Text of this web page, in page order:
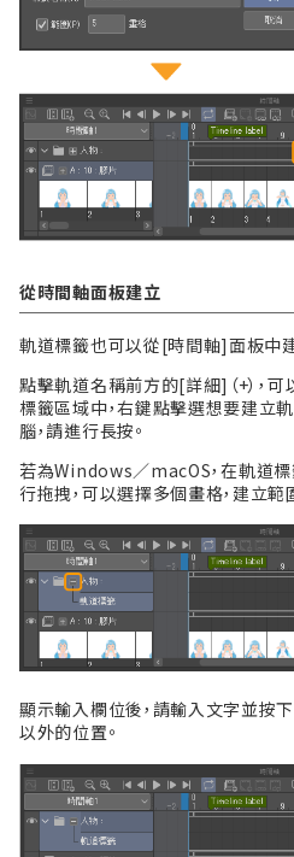
從時間軸面板建立
軌道標籤也可以從[時間軸]面板中建
點擊軌道名稱前方的[詳細]（+），
標籤區域中，右鍵點擊選想要建立
腦，請進行長按。
若為Windows／macOS，在軌道
行拖拽，可以選擇多個畫格，建立範
顯示輸入欄位後，請輸入文字並按
以外的位置。